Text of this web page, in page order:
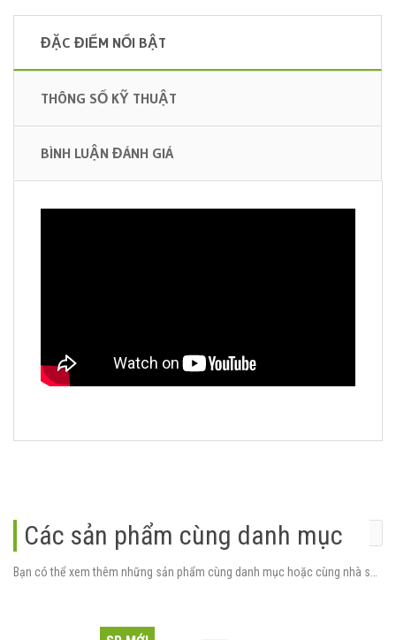
ĐẶC ĐIỂM NỔI BẬT
THÔNG SỐ KỸ THUẬT
BÌNH LUẬN ĐÁNH GIÁ
Các sản phẩm cùng danh mục